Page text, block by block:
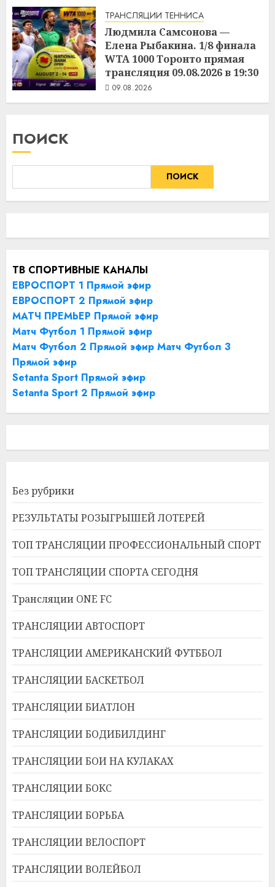
ТРАНСЛЯЦИИ ТЕННИСА
Людмила Самсонова —
Елена Рыбакина. 1/8 финала
WTA 1000 Торонто прямая
трансляция 09.08.2026 в 19:30
09.08.2026
ПОИСК
ПОИСК
ТВ СПОРТИВНЫЕ КАНАЛЫ
ЕВРОСПОРТ 1 Прямой эфир
ЕВРОСПОРТ 2 Прямой эфир
МАТЧ ПРЕМЬЕР Прямой эфир
Матч Футбол 1 Прямой эфир
Матч Футбол 2 Прямой эфир Матч Футбол 3
Прямой эфир
Setanta Sport Прямой эфир
Setanta Sport 2 Прямой эфир
Без рубрики
РЕЗУЛЬТАТЫ РОЗЫГРЫШЕЙ ЛОТЕРЕЙ
ТОП ТРАНСЛЯЦИИ ПРОФЕССИОНАЛЬНЫЙ СПОРТ
ТОП ТРАНСЛЯЦИИ СПОРТА СЕГОДНЯ
Трансляции ONE FC
ТРАНСЛЯЦИИ АВТОСПОРТ
ТРАНСЛЯЦИИ АМЕРИКАНСКИЙ ФУТББОЛ
ТРАНСЛЯЦИИ БАСКЕТБОЛ
ТРАНСЛЯЦИИ БИАТЛОН
ТРАНСЛЯЦИИ БОДИБИЛДИНГ
ТРАНСЛЯЦИИ БОИ НА КУЛАКАХ
ТРАНСЛЯЦИИ БОКС
ТРАНСЛЯЦИИ БОРЬБА
ТРАНСЛЯЦИИ ВЕЛОСПОРТ
ТРАНСЛЯЦИИ ВОЛЕЙБОЛ